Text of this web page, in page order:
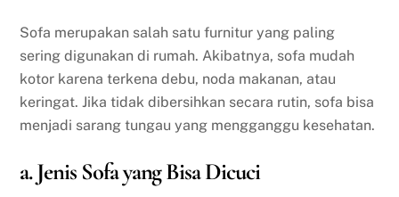
Sofa merupakan salah satu furnitur yang paling
sering digunakan di rumah. Akibatnya, sofa mudah
kotor karena terkena debu, noda makanan, atau
keringat. Jika tidak dibersihkan secara rutin, sofa bisa
menjadi sarang tungau yang mengganggu kesehatan.
a. Jenis Sofa yang Bisa Dicuci